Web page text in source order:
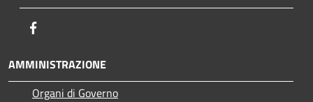
AMMINISTRAZIONE
Organi di Governo